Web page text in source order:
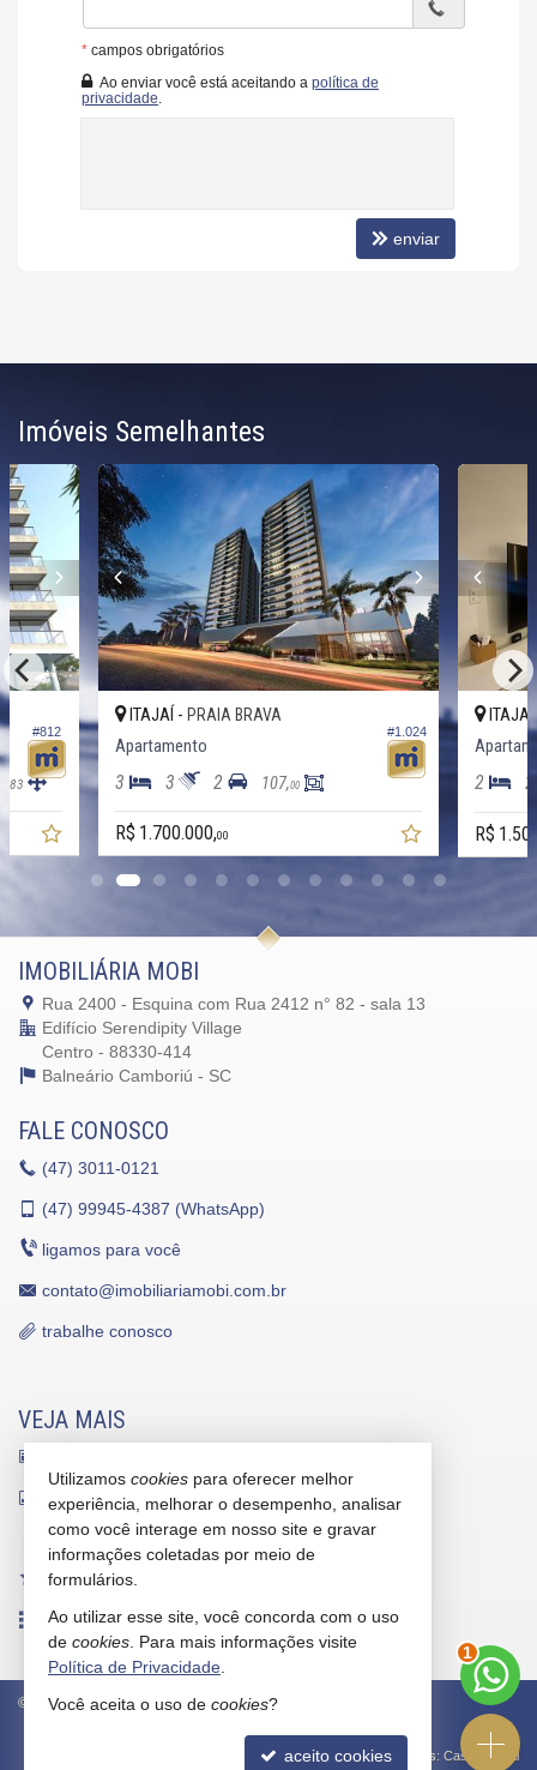
Pìscina Térmica
Lounge* campos obrigatórios
Ao enviar você está aceitando a política de
privacidade
enviar
Imóveis Semelhantes
#812
83
#1.024
ITAJAÍ - PRAIA BRAVA
Apartamento
3 3 2 107,00
R$ 1.700.000,00
2 2
R$
IMOBILIÁRIA MOBI
Rua 2400 - Esquina com Rua 2412 n° 82 - sala 13
Edifício Serendipity Village
Centro - 88330-414
Balneário Camboriú - SC
FALE CONOSCO
(47) 3011-0121
(47) 99945-4387 (WhatsApp)
ligamos para você
contato@imobiliariamobi.com.br
trabalhe conosco
VEJA MAIS
indicadores financeiros
cadastre seu imóvel
imóveis favoritos
mapa de imóveis
© 2026 CRECI/SC 5912-J Política de Privacidade
Site para imobiliárias: Castel Digital
2
Utilizamos cookies para oferecer melhor
experiência, melhorar o desempenho, analisar
como você interage em nosso site e gravar
informações coletadas por meio de
formulários.
Ao utilizar esse site, você concorda com o uso
de cookies . Para mais informações visite
Política de Privacidade
Você aceita o uso de cookies?
aceito cookies